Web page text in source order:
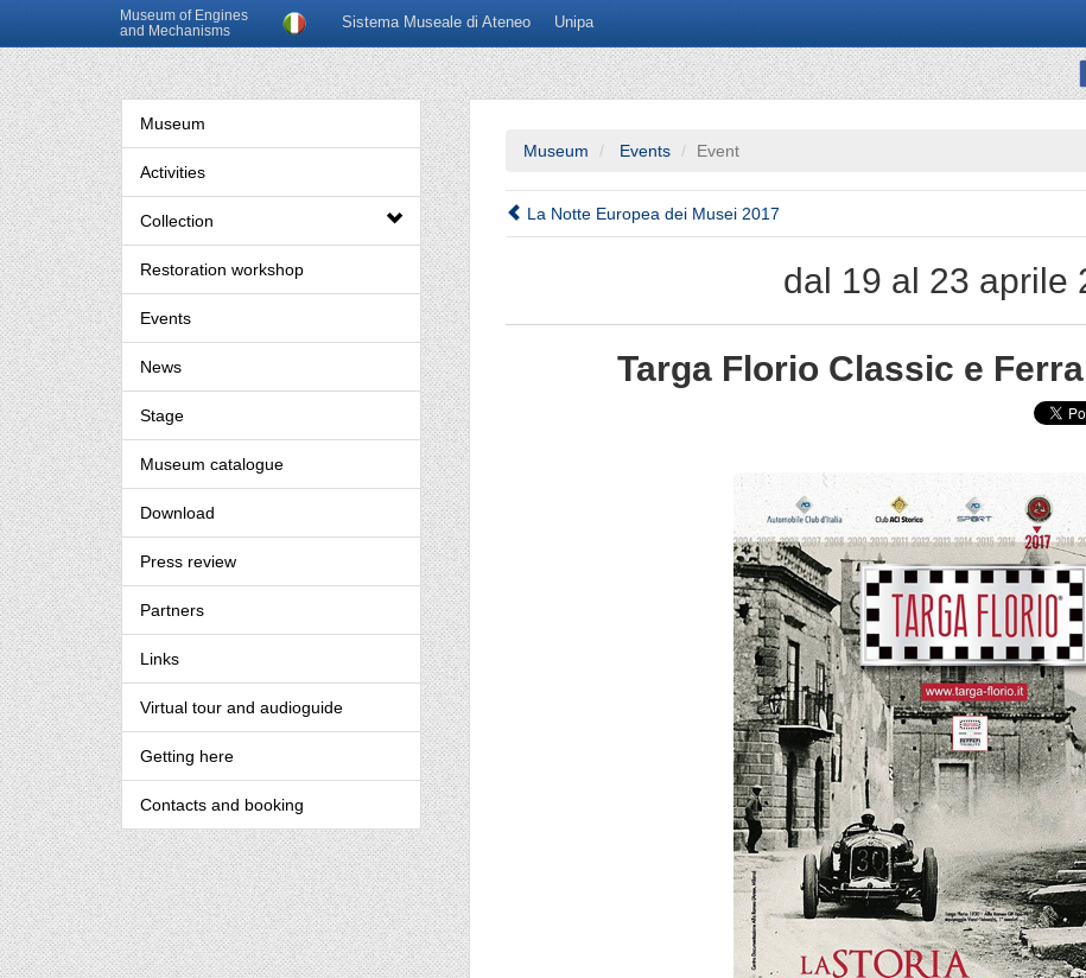
Museum of Engines
and Mechanisms
Sistema Museale di Ateneo Unipa
Museum
Activities
Collection
Restoration workshop
Events
News
Stage
Museum catalogue
Download
Press review
Partners
Links
Virtual tour and audioguide
Getting here
Contacts and booking
Museum Events Event
La Notte Europea dei Musei 2017
dal 19 al 23 aprile
Targa Florio Classic e